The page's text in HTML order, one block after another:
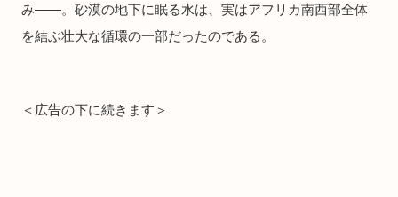
み――。砂漠の地下に眠る水は、実はアフリカ南西部全体
を結ぶ壮大な循環の一部だったのである。
＜広告の下に続きます＞